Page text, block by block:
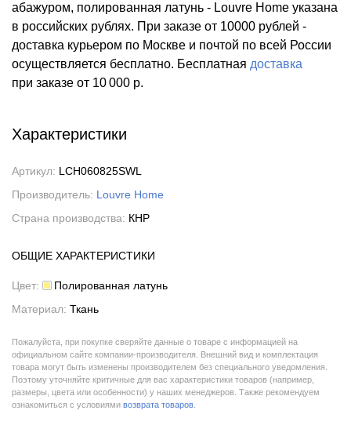
абажуром, полированная латунь - Louvre Home указана
в российских рублях. При заказе от 10000 рублей -
доставка курьером по Москве и почтой по всей России
осуществляется бесплатно. Бесплатная доставка
при заказе от 10 000 р.
Характеристики
Артикул: LCH060825SWL
Производитель: Louvre Home
Страна производства: КНР
ОБЩИЕ ХАРАКТЕРИСТИКИ
Цвет:
Полированная латунь
Материал: Ткань
Пожалуйста, при покупке сверяйте данные о товаре с информацией на
официальном сайте компании-производителя. Внешний вид и комплектация
товара могут быть изменены производителем без специального уведомления.
Поэтому уточняйте критичные для вас характеристики товаров (например,
размеры, цвета или особенности) у наших менеджеров. Также рекомендуем
ознакомиться с условиями возврата товаров